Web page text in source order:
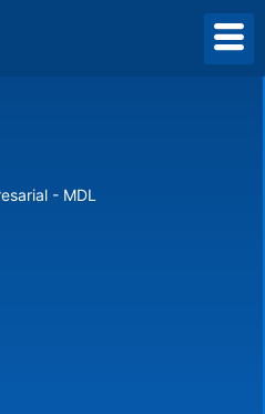
onde empreender vale a pena.
- MDL